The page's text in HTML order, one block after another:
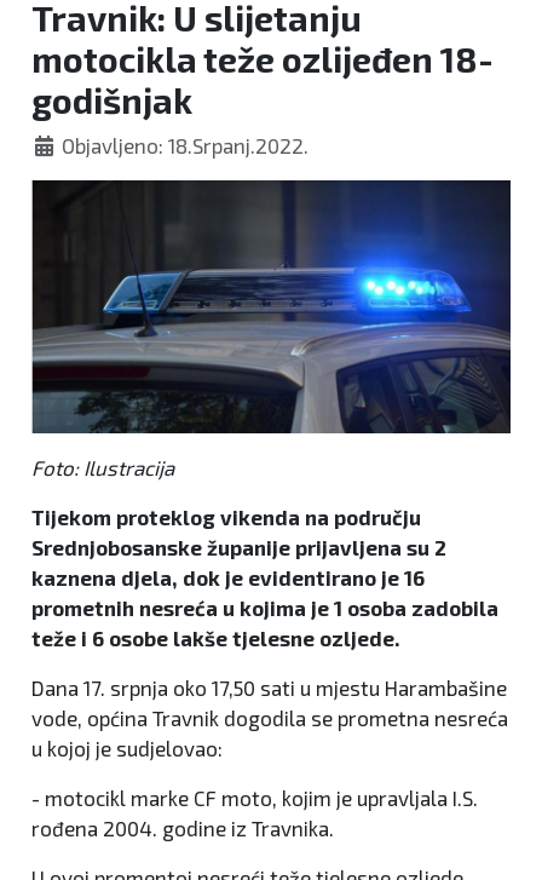
Travnik: U slijetanju
motocikla teže ozlijeđen 18-
godišnjak
Objavljeno: 18.Srpanj.2022.
Foto: Ilustracija
Tijekom proteklog vikenda na području
Srednjobosanske županije prijavljena su 2
kaznena djela, dok je evidentirano je 16
prometnih nesreća u kojima je 1 osoba zadobila
teže i 6 osobe lakše tjelesne ozljede.
Dana 17. srpnja oko 17,50 sati u mjestu Harambašine
vode, općina Travnik dogodila se prometna nesreća
u kojoj je sudjelovao:
- motocikl marke CF moto, kojim je upravljala I.S.
rođena 2004. godine iz Travnika.